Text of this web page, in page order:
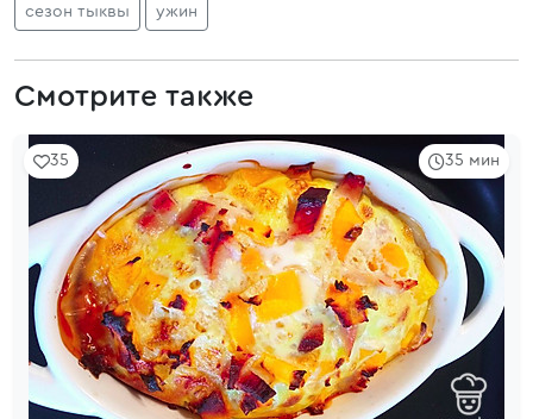
сезон тыквы ужин
Смотрите также
35 мин
35